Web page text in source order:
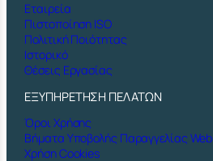
Εταιρεία
Πιστοποίηση ISO
Πολιτική Ποιότητας
Ιστορικό
Θέσεις Εργασίας
ΕΞΥΠΗΡΕΤΗΣΗ ΠΕΛΑΤΩΝ
Όροι Χρήσης
Βήματα Υποβολής Παραγγελίας Web
Χρήση Cookies